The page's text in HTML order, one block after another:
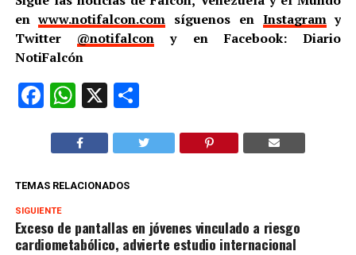
enwww.notifalcon.com síguenos en Instagramy
Twitter @notifalcon y en Facebook: Diario
NotiFalcón
Facebook
WhatsApp
X Compartir
TEMAS RELACIONADOS
SIGUIENTE
Exceso de pantallas en jóvenes vinculado a riesgo
cardiometabólico, advierte estudio internacional